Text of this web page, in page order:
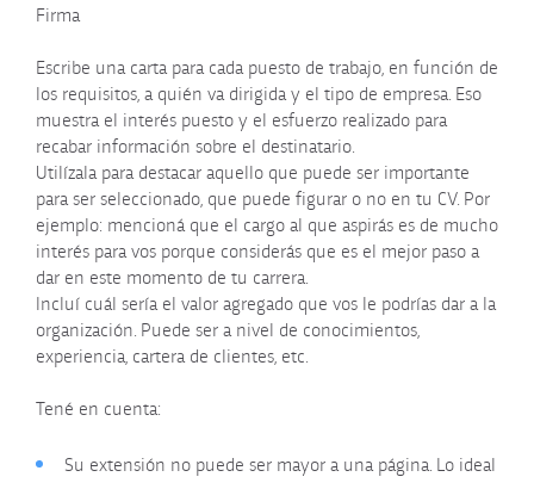
Firma
Escribe una carta para cada puesto de trabajo, en función de
los requisitos, a quién va dirigida y el tipo de empresa. Eso
muestra el interés puesto y el esfuerzo realizado para
recabar información sobre el destinatario.
Utilízala para destacar aquello que puede ser importante
para ser seleccionado, que puede figurar o no en tu CV. Por
ejemplo: mencioná que el cargo al que aspirás es de mucho
interés para vos porque considerás que es el mejor paso a
dar en este momento de tu carrera.
Incluí cuál sería el valor agregado que vos le podrías dar a la
organización. Puede ser a nivel de conocimientos,
experiencia, cartera de clientes, etc.
Tené en cuenta:
Su extensión no puede ser mayor a una página. Lo ideal